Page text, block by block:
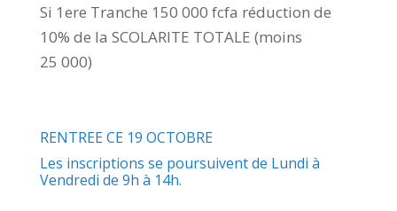
Si 1ere Tranche 150 000 fcfa réduction de
10% de la SCOLARITE TOTALE (moins
25 000)
RENTREE CE 19 OCTOBRE
Les inscriptions se poursuivent de Lundi à
Vendredi de 9h à 14h.